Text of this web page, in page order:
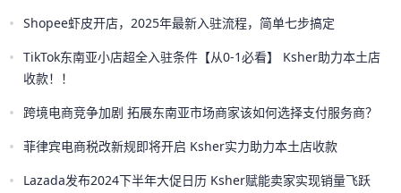
• Shopee虾皮开店，2025年最新入驻流程，简单七步搞定
• TikTok东南亚小店超全入驻条件【从0-1必看】 Ksher助力本土店
收款！！
• 跨境电商竞争加剧 拓展东南亚市场商家该如何选择支付服务商？
• 菲律宾电商税改新规即将开启 Ksher实力助力本土店收款
• Lazada发布2024下半年大促日历 Ksher赋能卖家实现销量飞跃